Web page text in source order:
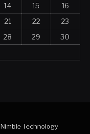
14 15
16
21 22
23
28 29
30
Nimble Technology